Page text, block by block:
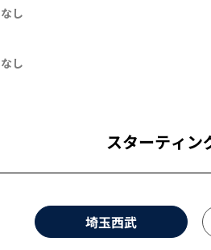
なし
なし
スターティン
埼玉西武